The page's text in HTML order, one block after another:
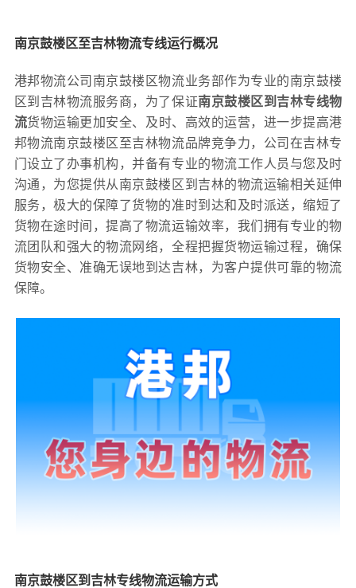
南京鼓楼区至吉林物流专线运行概况
港邦物流公司南京鼓楼区物流业务部作为专业的南京鼓楼
区到吉林物流服务商，为了保证南京鼓楼区到吉林专线物
流货物运输更加安全、及时、高效的运营，进一步提高港
邦物流南京鼓楼区至吉林物流品牌竞争力，公司在吉林专
门设立了办事机构，并备有专业的物流工作人员与您及时
沟通，为您提供从南京鼓楼区到吉林的物流运输相关延伸
服务，极大的保障了货物的准时到达和及时派送，缩短了
货物在途时间，提高了物流运输效率，我们拥有专业的物
流团队和强大的物流网络，全程把握货物运输过程，确保
货物安全、准确无误地到达吉林，为客户提供可靠的物流
保障。
南京鼓楼区到吉林专线物流运输方式